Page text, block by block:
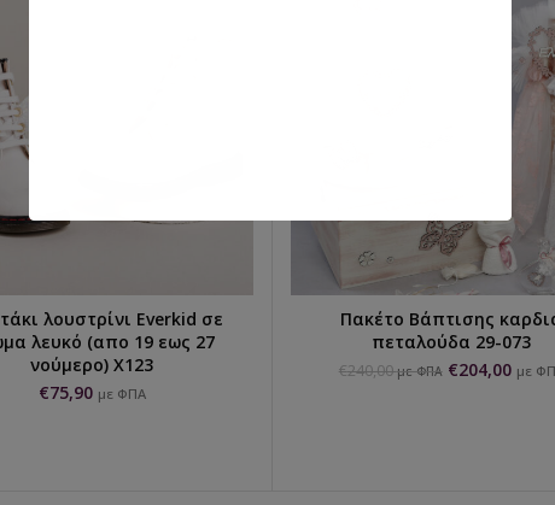
ΣΤΟ ΚΑΛΆΘΙ
λουστρίνι Everkid σε
λευκό (απο 19 εως 27
νούμερο) X123
€75,90 με ΦΠΑ
ΕΠΙΛΟΓΉ...
Πακέτο Βάπτισης
πεταλούδα 29-073
€240,00 με ΦΠΑ €204,00 με